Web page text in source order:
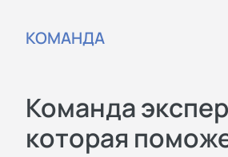
КОМАНДА
Команда
которая